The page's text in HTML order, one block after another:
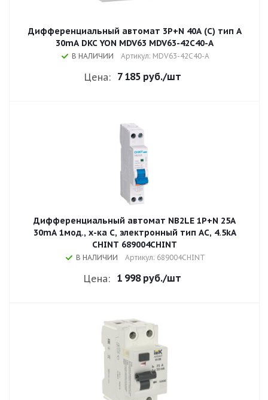
Дифференциальный автомат 3P+N 40A (C) тип A
30mA DKC YON MDV63 MDV63-42C40-A
В НАЛИЧИИ Артикул: MDV63-42C40-A
Цена: 7 185 руб./шт
Дифференциальный автомат NB2LE 1P+N 25A
30mA 1мод., х-ка С, электронный тип AС, 4.5kA
CHINT 689004CHINT
В НАЛИЧИИ Артикул: 689004CHINT
Цена: 1 998 руб./шт